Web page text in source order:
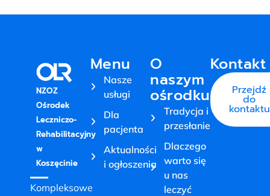
NZOZ
Ośrodek
Leczniczo-
Rehabilitacyjny
w
Koszęcinie
Kompleksowe
Menu
Nasze
usługi
Dla
pacjenta
Aktualności
i ogłoszenia
O
naszym
ośrodku
Tradycja i
przesłanie
Dlaczego
warto się
u nas
leczyć
Kontakt
Przejdź
do
kontaktu